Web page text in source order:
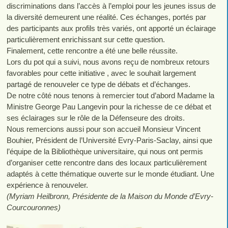
discriminations dans l’accès à l’emploi pour les jeunes issus de
la diversité demeurent une réalité. Ces échanges, portés par
des participants aux profils très variés, ont apporté un éclairage
particulièrement enrichissant sur cette question.
Finalement, cette rencontre a été une belle réussite.
Lors du pot qui a suivi, nous avons reçu de nombreux retours
favorables pour cette initiative , avec le souhait largement
partagé de renouveler ce type de débats et d’échanges.
De notre côté nous tenons à remercier tout d’abord Madame la
Ministre George Pau Langevin pour la richesse de ce débat et
ses éclairages sur le rôle de la Défenseure des droits.
Nous remercions aussi pour son accueil Monsieur Vincent
Bouhier, Président de l’Université Evry-Paris-Saclay, ainsi que
l’équipe de la Bibliothèque universitaire, qui nous ont permis
d’organiser cette rencontre dans des locaux particulièrement
adaptés à cette thématique ouverte sur le monde étudiant. Une
expérience à renouveler.
(Myriam Heilbronn, Présidente de la Maison du Monde d’Evry-
Courcouronnes)